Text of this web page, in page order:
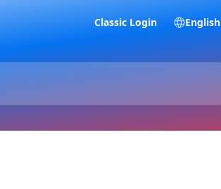
Classic Login English